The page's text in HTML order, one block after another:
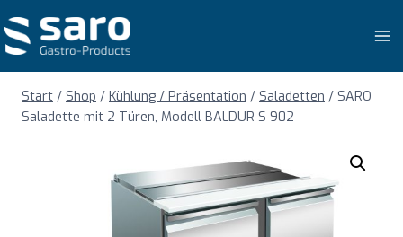
Inhalt
springen
Start / Shop / Kühlung / Präsentation / Saladetten / SARO
Saladette mit 2 Türen, Modell BALDUR S 902